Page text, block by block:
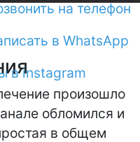
произошло
обломился и
в общем